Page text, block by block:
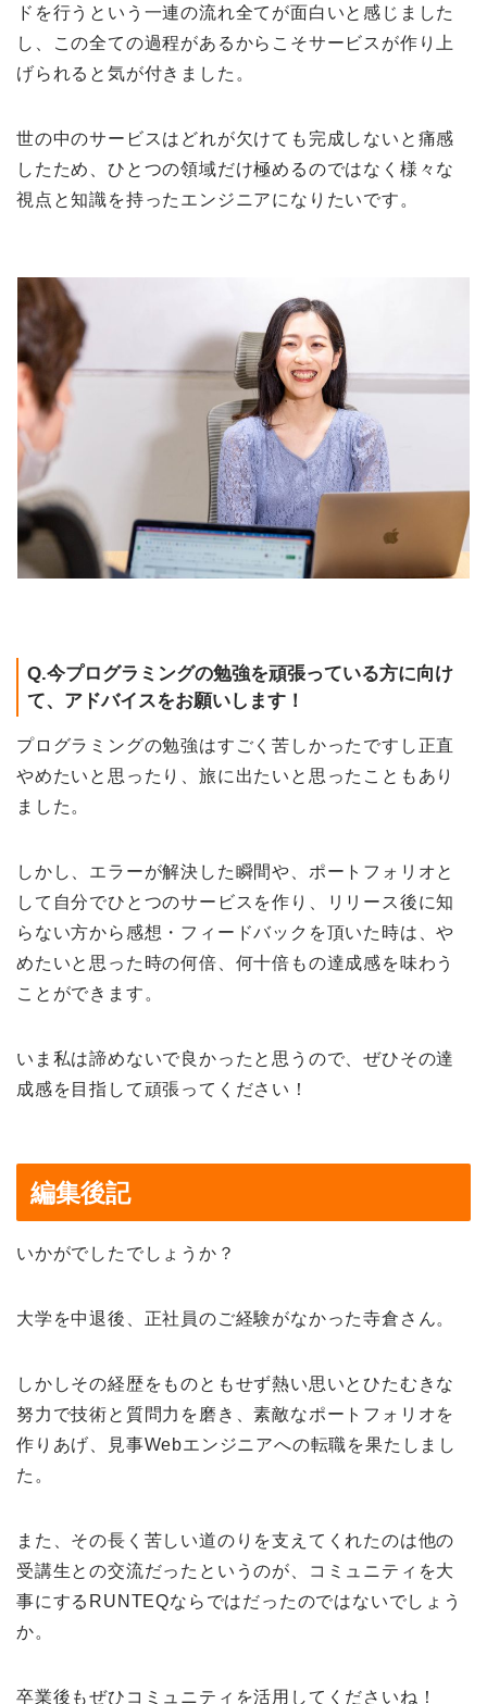
ドを行うという一連の流れ全てが面白いと感じました
し、この全ての過程があるからこそサービスが作り上
げられると気が付きました。
世の中のサービスはどれが欠けても完成しないと痛感
したため、ひとつの領域だけ極めるのではなく様々な
視点と知識を持ったエンジニアになりたいです。
Q.今プログラミングの勉強を頑張っている方に向け
て、アドバイスをお願いします！
プログラミングの勉強はすごく苦しかったですし正直
やめたいと思ったり、旅に出たいと思ったこともあり
ました。
しかし、エラーが解決した瞬間や、ポートフォリオと
して自分でひとつのサービスを作り、リリース後に知
らない方から感想・フィードバックを頂いた時は、や
めたいと思った時の何倍、何十倍もの達成感を味わう
ことができます。
いま私は諦めないで良かったと思うので、ぜひその達
成感を目指して頑張ってください！
編集後記
いかがでしたでしょうか？
大学を中退後、正社員のご経験がなかった寺倉さん。
しかしその経歴をものともせず熱い思いとひたむきな
努力で技術と質問力を磨き、素敵なポートフォリオを
作りあげ、見事Webエンジニアへの転職を果たしまし
た。
また、その長く苦しい道のりを支えてくれたのは他の
受講生との交流だったというのが、コミュニティを大
事にするRUNTEQならではだったのではないでしょう
か。
卒業後もぜひコミュニティを活用してくださいね！